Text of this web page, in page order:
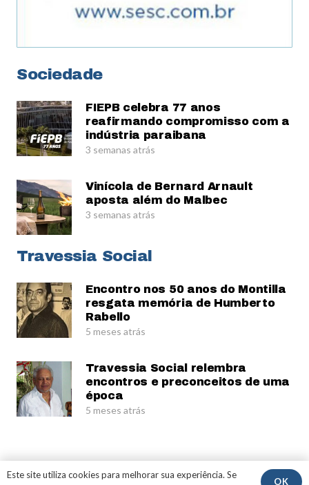
Sociedade
FIEPB celebra 77 anos
reafirmando compromisso com a
indústria paraibana
3 semanas atrás
Vinícola de Bernard Arnault
aposta além do Malbec
3 semanas atrás
Travessia Social
Encontro nos 50 anos do Montilla
resgata memória de Humberto
Rabello
5 meses atrás
Travessia Social relembra
encontros e preconceitos de uma
época
5 meses atrás
© Gerardo Rabello
Este site utiliza cookies para melhorar sua experiência. Se
OK